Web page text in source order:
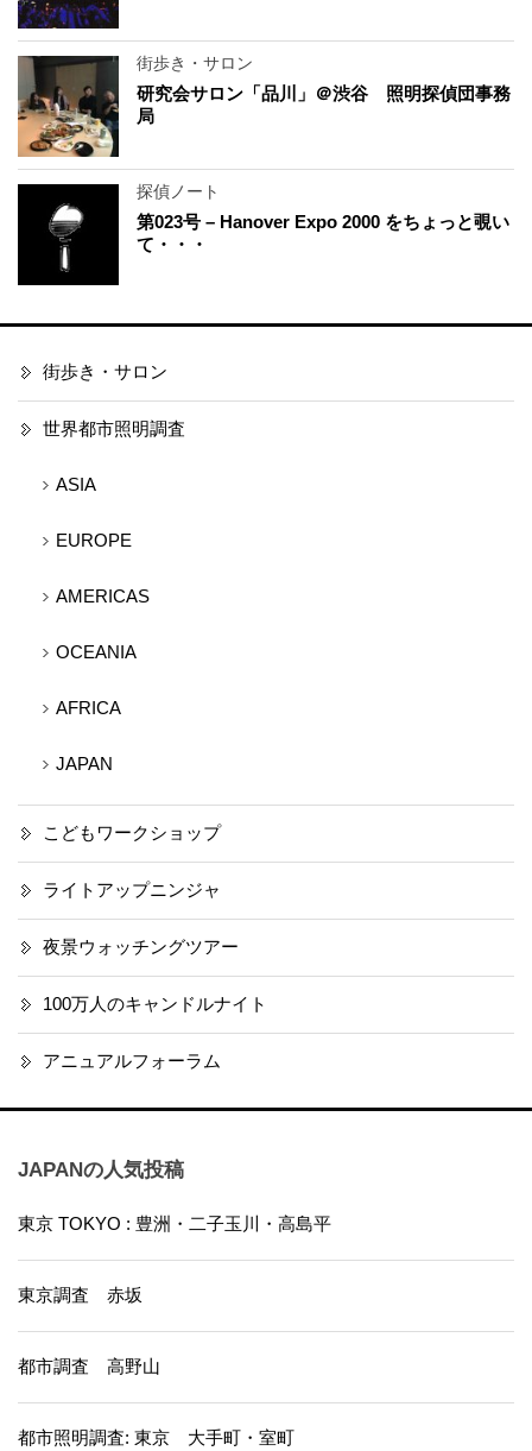
街歩き・サロン
研究会サロン「品川」＠渋谷 照明探偵団事務
局
探偵ノート
第023号 – Hanover Expo 2000 をちょっと覗い
て・・・
街歩き・サロン
世界都市照明調査
ASIA
EUROPE
AMERICAS
OCEANIA
AFRICA
JAPAN
こどもワークショップ
ライトアップニンジャ
夜景ウォッチングツアー
100万人のキャンドルナイト
アニュアルフォーラム
JAPANの人気投稿
東京 TOKYO : 豊洲・二子玉川・高島平
東京調査 赤坂
都市調査 高野山
都市照明調査: 東京 大手町・室町